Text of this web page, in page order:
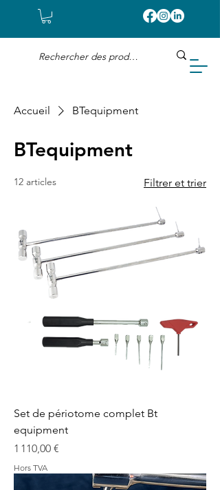
Accueil BTequipment
BTequipment
12 articles Filtrer et trier
Set de périotome complet Bt
equipment
Prix
1 110,00 €
Hors TVA